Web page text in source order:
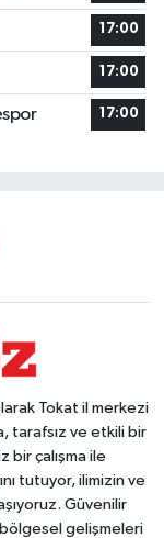
17:00
17:00
17:00
Tokat il merkezi
tarafsız ve etkili bir
bir çalışma ile
tutuyor, ilimizin ve
Güvenilir
gelişmeleri